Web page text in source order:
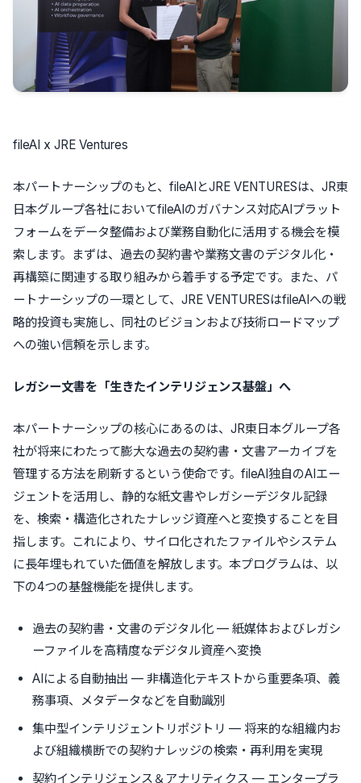
fileAI x JRE Ventures
本パートナーシップのもと、fileAIとJRE VENTURESは、JR東
日本グループ各社においてfileAIのガバナンス対応AIプラット
フォームをデータ整備および業務自動化に活用する機会を模
索します。まずは、過去の契約書や業務文書のデジタル化・
再構築に関連する取り組みから着手する予定です。また、パ
ートナーシップの一環として、JRE VENTURESはfileAIへの戦
略的投資も実施し、同社のビジョンおよび技術ロードマップ
への強い信頼を示します。
レガシー文書を「生きたインテリジェンス基盤」へ
本パートナーシップの核心にあるのは、JR東日本グループ各
社が将来にわたって膨大な過去の契約書・文書アーカイブを
管理する方法を刷新するという使命です。fileAI独自のAIエー
ジェントを活用し、静的な紙文書やレガシーデジタル記録
を、検索・構造化されたナレッジ資産へと変換することを目
指します。これにより、サイロ化されたファイルやシステム
に長年埋もれていた価値を解放します。本プログラムは、以
下の4つの基盤機能を提供します。
過去の契約書・文書のデジタル化 — 紙媒体およびレガシ
ーファイルを高精度なデジタル資産へ変換
AIによる自動抽出 — 非構造化テキストから重要条項、義
務事項、メタデータなどを自動識別
集中型インテリジェントリポジトリ — 将来的な組織内お
よび組織横断での契約ナレッジの検索・再利用を実現
契約インテリジェンス＆アナリティクス — エンタープラ